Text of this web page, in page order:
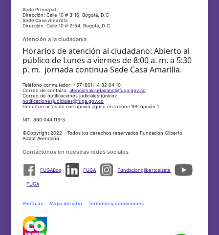
Sede Principal
Dirección: Calle 10 # 3-16, Bogotá, D.C
Sede Casa Amarilla
Dirección: Calle 10 # 2-54, Bogotá, D.C
Atención a la ciudadanía
Horarios de atención al ciudadano: Abierto al
público de Lunes a viernes de 8:00 a. m. a 5:30
p. m. jornada continua Sede Casa Amarilla.
Teléfono conmutador: +57 (601) 4 32 04 10
Correo de contacto:atencionalciudadano@fuga.gov.co
Correo de notificaciones judiciales (único):
notificacionesjudiciales@fuga.gov.co
Denuncie actos de corrupciónaquío en la línea 195 opción 1
NIT: 860.044.113-3
©Copyright 2022 - Todos los derechos reservados Fundación Gilberto
Alzate Avendaño.
Contáctenos en nuestras redes sociales
FUGABog FUGA Fundaciongilbertoalzate
FUGA
Políticas Mapa del sitio Términos y condiciones